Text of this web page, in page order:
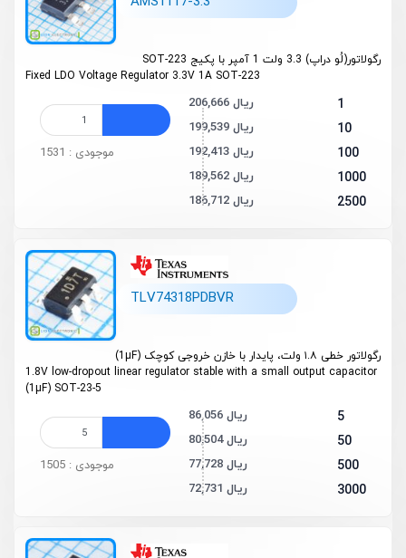
رگولاتور(لُو دراپ) 3.3 ولت 1 آمپر با پکیج SOT-223
Fixed LDO Voltage Regulator 3.3V 1A SOT-223
1 206,666 ریال
10 199,539 ریال
100 192,413 ریال
1000 189,562 ریال
2500 186,712 ریال
موجودی : 1531
TLV74318PDBVR
رگولاتور خطی ۱.۸ ولت، پایدار با خازن خروجی کوچک (1µF)
1.8V low-dropout linear regulator stable with a small output capacitor
(1µF) SOT-23-5
5 86,056 ریال
50 80,504 ریال
500 77,728 ریال
3000 72,731 ریال
موجودی : 1505